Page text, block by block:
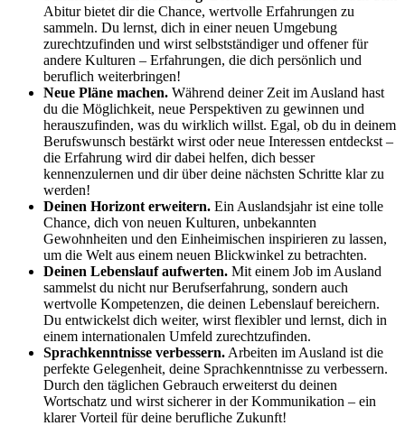
Abitur bietet dir die Chance, wertvolle Erfahrungen zu
sammeln. Du lernst, dich in einer neuen Umgebung
zurechtzufinden und wirst selbstständiger und offener für
andere Kulturen – Erfahrungen, die dich persönlich und
beruflich weiterbringen!
Neue Pläne machen. Während deiner Zeit im Ausland hast
du die Möglichkeit, neue Perspektiven zu gewinnen und
herauszufinden, was du wirklich willst. Egal, ob du in deinem
Berufswunsch bestärkt wirst oder neue Interessen entdeckst –
die Erfahrung wird dir dabei helfen, dich besser
kennenzulernen und dir über deine nächsten Schritte klar zu
werden!
Deinen Horizont erweitern. Ein Auslandsjahr ist eine tolle
Chance, dich von neuen Kulturen, unbekannten
Gewohnheiten und den Einheimischen inspirieren zu lassen,
um die Welt aus einem neuen Blickwinkel zu betrachten.
Deinen Lebenslauf aufwerten. Mit einem Job im Ausland
sammelst du nicht nur Berufserfahrung, sondern auch
wertvolle Kompetenzen, die deinen Lebenslauf bereichern.
Du entwickelst dich weiter, wirst flexibler und lernst, dich in
einem internationalen Umfeld zurechtzufinden.
Sprachkenntnisse verbessern. Arbeiten im Ausland ist die
perfekte Gelegenheit, deine Sprachkenntnisse zu verbessern.
Durch den täglichen Gebrauch erweiterst du deinen
Wortschatz und wirst sicherer in der Kommunikation – ein
klarer Vorteil für deine berufliche Zukunft!